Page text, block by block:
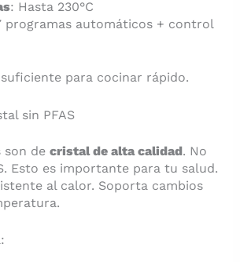
: Hasta 230°C
programas automáticos + control
para cocinar rápido.
sin PFAS
son de cristal de alta calidad. No
Esto es importante para tu salud.
al calor. Soporta cambios